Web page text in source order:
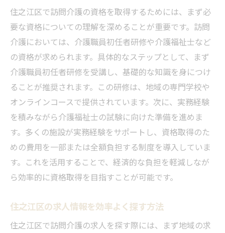
訪問介護の基本資格とその重要性
地域での資格取得支援プログラムの活用
資格取得後の具体的な仕事の内容
住之江区でのキャリアパスとその可能性
資格取得で得られるスキルと知識
資格を活かした就職活動のコツ
住之江区で訪問介護の求人と資格取得を目指す
方へのガイド
求人情報を見極めるポイント
資格取得に向けた準備と心構え
求人市場の現状と将来性
住之江区での訪問介護の需要
ネットワークを活用した情報収集法
住之江区で訪問介護の資格を取得するためには、まず必
要な資格についての理解を深めることが重要です。訪問
介護においては、介護職員初任者研修や介護福祉士など
の資格が求められます。具体的なステップとして、まず
介護職員初任者研修を受講し、基礎的な知識を身につけ
ることが推奨されます。この研修は、地域の専門学校や
オンラインコースで提供されています。次に、実務経験
を積みながら介護福祉士の試験に向けた準備を進めま
す。多くの施設が実務経験をサポートし、資格取得のた
めの費用を一部または全額負担する制度を導入していま
す。これを活用することで、経済的な負担を軽減しなが
ら効率的に資格取得を目指すことが可能です。
住之江区の求人情報を効率よく探す方法
住之江区で訪問介護の求人を探す際には、まず地域の求